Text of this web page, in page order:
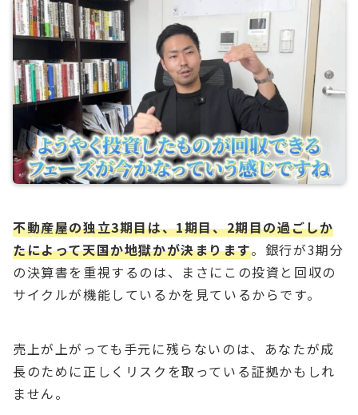
不動産屋の独立3期目は、1期目、2期目の過ごしか
たによって天国か地獄かが決まります。銀行が3期分
の決算書を重視するのは、まさにこの投資と回収の
サイクルが機能しているかを見ているからです。
売上が上がっても手元に残らないのは、あなたが成
長のために正しくリスクを取っている証拠かもしれ
ません。